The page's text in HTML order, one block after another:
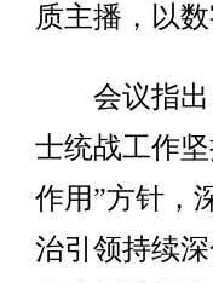
质主播，以
会议指出
士统战工作
作用”方针，
治引领持续